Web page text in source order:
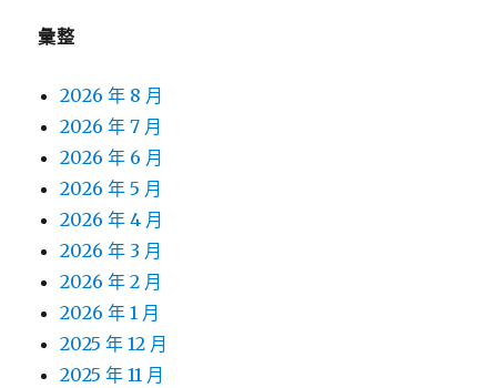
彙整
2026 年 8 月
2026 年 7 月
2026 年 6 月
2026 年 5 月
2026 年 4 月
2026 年 3 月
2026 年 2 月
2026 年 1 月
2025 年 12 月
2025 年 11 月